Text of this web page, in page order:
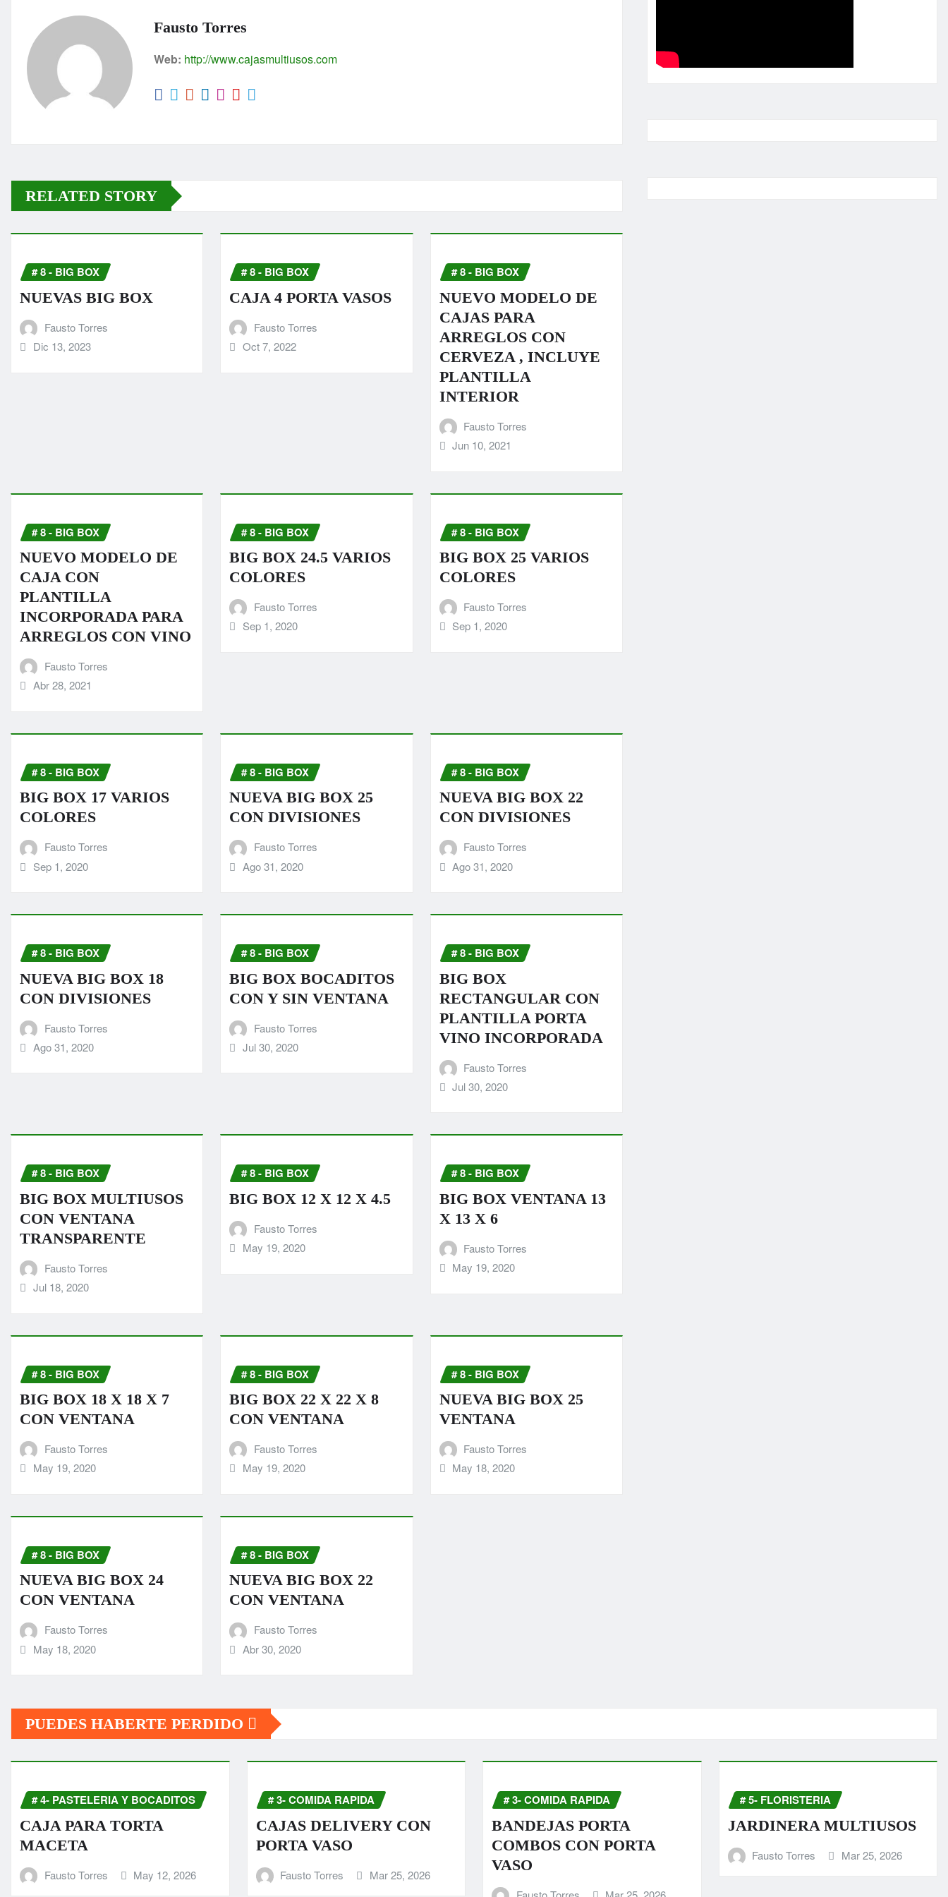
A
p
p
e
o
e
g
er
Fausto Torres
Web: http://www.cajasmultiusos.com
RELATED STORY
# 8 - BIG BOX
NUEVAS BIG BOX
Fausto Torres
Dic 13, 2023
# 8 - BIG BOX
CAJA 4 PORTA VASOS
Fausto Torres
Oct 7, 2022
# 8 - BIG BOX
NUEVO MODELO DE
CAJAS PARA
ARREGLOS CON
CERVEZA , INCLUYE
PLANTILLA
INTERIOR
Fausto Torres
Jun 10, 2021
# 8 - BIG BOX
NUEVO MODELO DE
CAJA CON
PLANTILLA
INCORPORADA PARA
ARREGLOS CON VINO
Fausto Torres
Abr 28, 2021
# 8 - BIG BOX
BIG BOX 24.5 VARIOS
COLORES
Fausto Torres
Sep 1, 2020
# 8 - BIG BOX
BIG BOX 25 VARIOS
COLORES
Fausto Torres
Sep 1, 2020
# 8 - BIG BOX
BIG BOX 17 VARIOS
COLORES
Fausto Torres
Sep 1, 2020
# 8 - BIG BOX
NUEVA BIG BOX 25
CON DIVISIONES
Fausto Torres
Ago 31, 2020
# 8 - BIG BOX
NUEVA BIG BOX 22
CON DIVISIONES
Fausto Torres
Ago 31, 2020
# 8 - BIG BOX
NUEVA BIG BOX 18
CON DIVISIONES
Fausto Torres
Ago 31, 2020
# 8 - BIG BOX
BIG BOX BOCADITOS
CON Y SIN VENTANA
Fausto Torres
Jul 30, 2020
# 8 - BIG BOX
BIG BOX
RECTANGULAR CON
PLANTILLA PORTA
VINO INCORPORADA
Fausto Torres
Jul 30, 2020
# 8 - BIG BOX
BIG BOX MULTIUSOS
CON VENTANA
TRANSPARENTE
Fausto Torres
Jul 18, 2020
# 8 - BIG BOX
BIG BOX 12 X 12 X 4.5
Fausto Torres
May 19, 2020
# 8 - BIG BOX
BIG BOX VENTANA 13
X 13 X 6
Fausto Torres
May 19, 2020
# 8 - BIG BOX
BIG BOX 18 X 18 X 7
CON VENTANA
Fausto Torres
May 19, 2020
# 8 - BIG BOX
BIG BOX 22 X 22 X 8
CON VENTANA
Fausto Torres
May 19, 2020
# 8 - BIG BOX
NUEVA BIG BOX 25
VENTANA
Fausto Torres
May 18, 2020
# 8 - BIG BOX
NUEVA BIG BOX 24
CON VENTANA
Fausto Torres
May 18, 2020
# 8 - BIG BOX
NUEVA BIG BOX 22
CON VENTANA
Fausto Torres
Abr 30, 2020
PUEDES HABERTE PERDIDO
# 4- PASTELERIA Y BOCADITOS
CAJA PARA TORTA
MACETA
Fausto Torres May 12, 2026
# 3- COMIDA RAPIDA
CAJAS DELIVERY CON
PORTA VASO
Fausto Torres Mar 25, 2026
# 3- COMIDA RAPIDA
BANDEJAS PORTA
COMBOS CON PORTA
VASO
# 5- FLORISTERIA
JARDINERA MULTIUSOS
Fausto Torres Mar 25, 2026